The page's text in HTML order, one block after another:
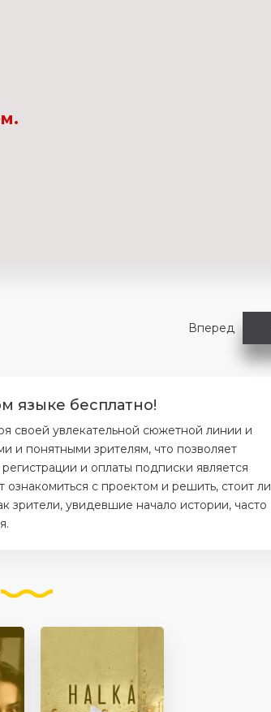
Вперед
языке бесплатно!
своей увлекательной сюжетной линии и
и понятными зрителям, что позволяет
и оплаты подписки является
с проектом и решить, стоит ли
зрители, увидевшие начало истории, часто